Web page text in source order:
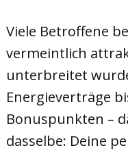
Viele Betroffene
vermeintlich
unterbreitet
Energieverträge
Bonuspunkten –
dasselbe: Deine